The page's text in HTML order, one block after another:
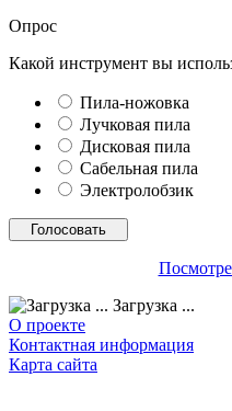
Опрос
Какой инструмент вы
Пила-ножовка
Лучковая пила
Дисковая пила
Сабельная пила
Электролобзик
Загрузка ...
О проекте
Контактная информация
Карта сайта